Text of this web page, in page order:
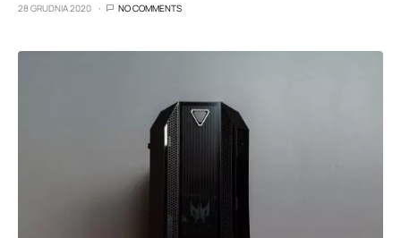
28 GRUDNIA 2020 NO COMMENTS